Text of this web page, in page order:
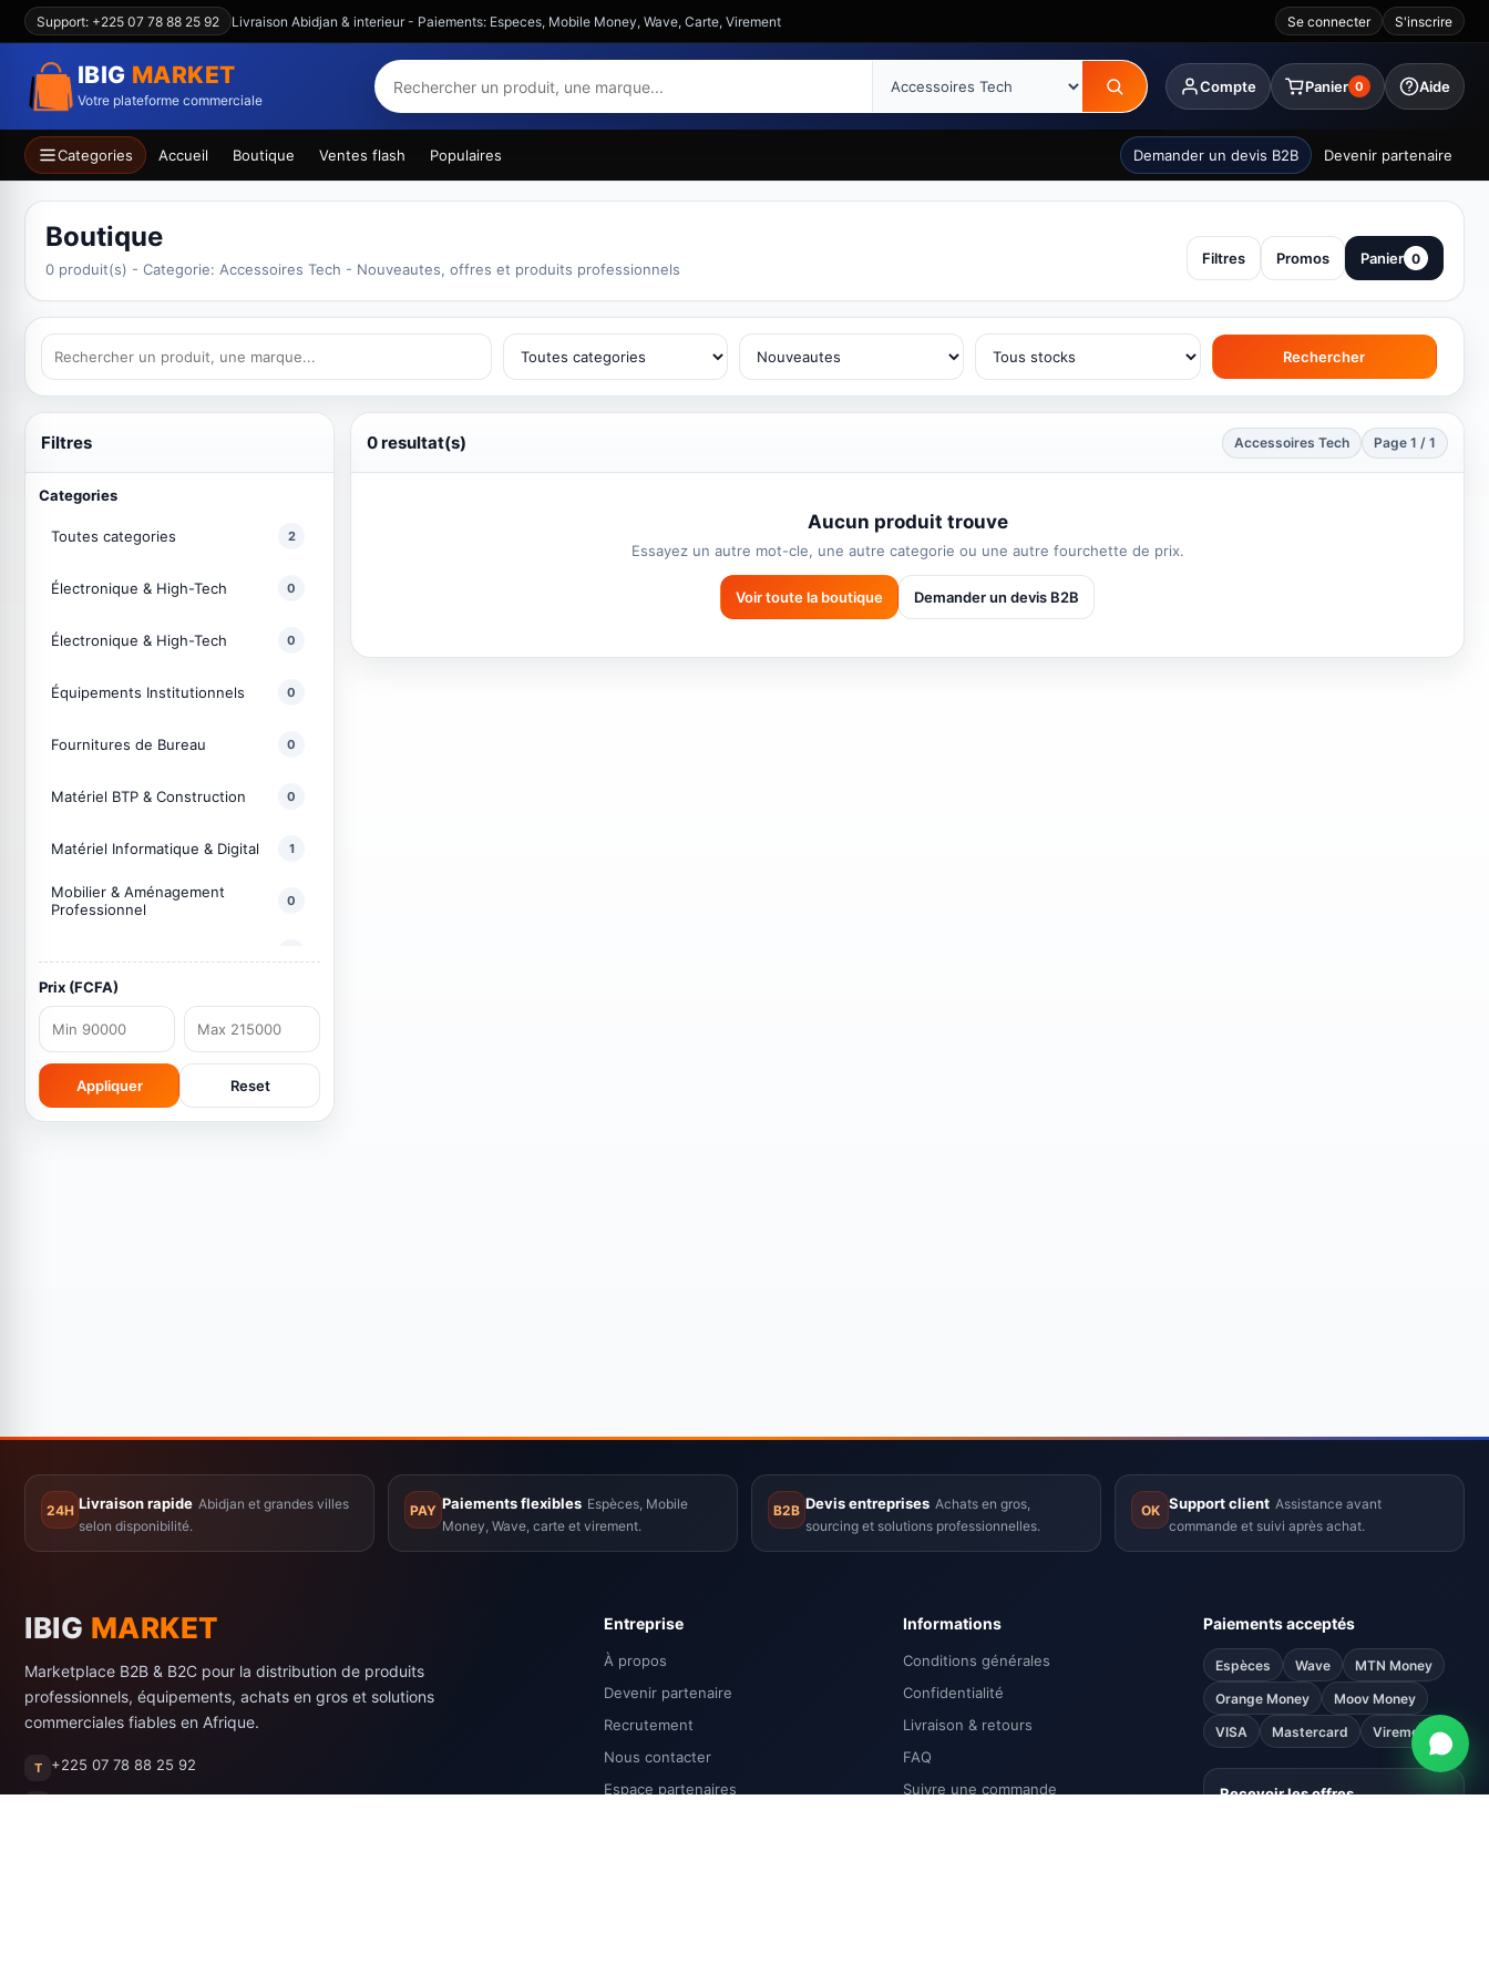
Support: +225 07 78 88 25 92 Livraison Abidjan & interieur - Paiements: Especes, Mobile Money, Wave, Carte, Virement Se connecter S'inscrire
IBIG MARKET
Votre plateforme commerciale
Compte Panier 0 Aide
Categories Accueil Boutique Ventes flash Populaires Demander un devis B2B Devenir partenaire
Boutique
0 produit(s) - Categorie: Accessoires Tech - Nouveautes, offres et produits professionnels
Filtres Promos Panier 0
Rechercher
Filtres
Categories
Toutes categories 2
Électronique & High-Tech 0
Électronique & High-Tech 0
Équipements Institutionnels 0
Fournitures de Bureau 0
Matériel BTP & Construction 0
Matériel Informatique & Digital 1
Mobilier & Aménagement
Professionnel
0
Services & Produits Digitaux 0
Téléphonie & Internet 0
Smartphones 0
Prix (FCFA)
Appliquer Reset
0 resultat(s) Accessoires Tech Page 1 / 1
Aucun produit trouve
Essayez un autre mot-cle, une autre categorie ou une autre fourchette de prix.
Voir toute la boutique Demander un devis B2B
24H Livraison rapide Abidjan et grandes villes
selon disponibilité.
PAY Paiements flexibles Espèces, Mobile
Money, Wave, carte et virement.
B2B Devis entreprises Achats en gros,
sourcing et solutions professionnelles.
OK Support client Assistance avant
commande et suivi après achat.
IBIG MARKET
Marketplace B2B & B2C pour la distribution de produits
professionnels, équipements, achats en gros et solutions
commerciales fiables en Afrique.
T +225 07 78 88 25 92
Entreprise
À propos
Devenir partenaire
Recrutement
Nous contacter
Espace partenaires
Informations
Conditions générales
Confidentialité
Livraison & retours
FAQ
Suivre une commande
Paiements acceptés
Espèces Wave
MTN Money
Orange Money
Moov Money
VISA
Mastercard Virement
Recevoir les offres